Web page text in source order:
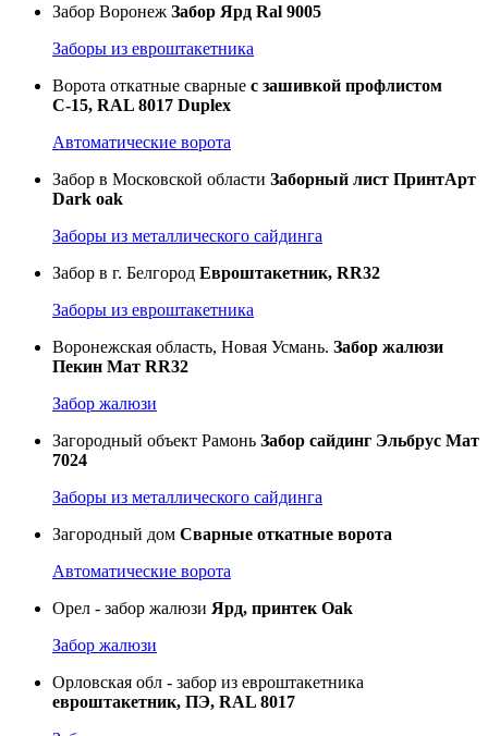
Забор Воронеж Забор Ярд Ral 9005
Заборы из евроштакетника
Ворота откатные сварные с зашивкой профлистом
С-15, RAL 8017 Duplex
Автоматические ворота
Забор в Московской области Заборный лист ПринтАрт
Dark oak
Заборы из металлического сайдинга
Забор в г. Белгород Евроштакетник, RR32
Заборы из евроштакетника
Воронежская область, Новая Усмань. Забор жалюзи
Пекин Мат RR32
Забор жалюзи
Загородный объект Рамонь Забор сайдинг Эльбрус Мат
7024
Заборы из металлического сайдинга
Загородный дом Сварные откатные ворота
Автоматические ворота
Орел - забор жалюзи Ярд, принтек Oak
Забор жалюзи
Орловская обл - забор из евроштакетника
евроштакетник, ПЭ, RAL 8017